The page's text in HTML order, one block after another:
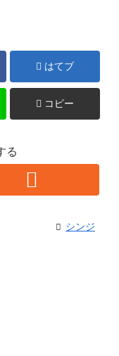
はてブ
コピー
る
シンジ